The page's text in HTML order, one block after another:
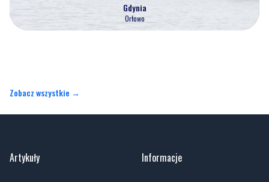
Gdynia
Orłowo
Zobacz wszystkie →
Artykuły Informacje